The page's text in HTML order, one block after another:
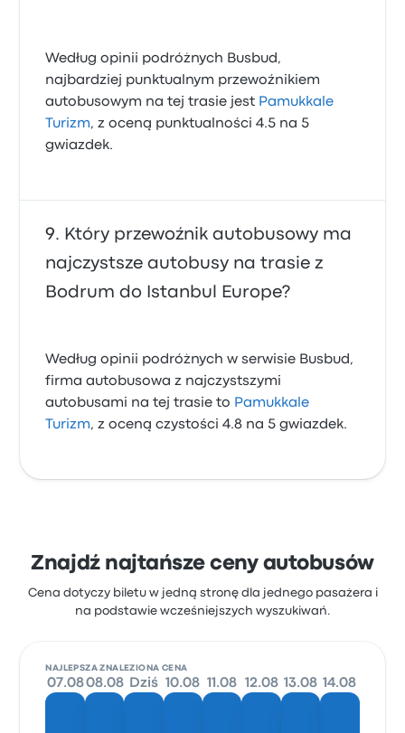
Według opinii podróżnych Busbud,
najbardziej punktualnym przewoźnikiem
autobusowym na tej trasie jest Pamukkale
Turizm, z oceną punktualności 4.5 na 5
gwiazdek.
Który przewoźnik autobusowy ma
najczystsze autobusy na trasie z
Bodrum do Istanbul Europe?
Według opinii podróżnych w serwisie Busbud,
firma autobusowa z najczystszymi
autobusami na tej trasie to Pamukkale
Turizm, z oceną czystości 4.8 na 5 gwiazdek.
Znajdź najtańsze ceny autobusów
Cena dotyczy biletu w jedną stronę dla jednego pasażera i
na podstawie wcześniejszych wyszukiwań.
NAJLEPSZA ZNALEZIONA CENA
07.0808.08 Dziś 10.08 11.08 12.08 13.08 14.08